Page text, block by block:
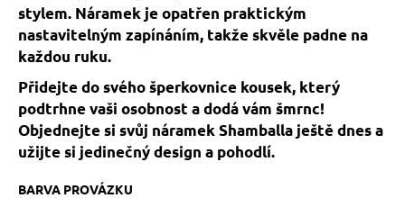
stylem. Náramek je opatřen praktickým
nastavitelným zapínáním, takže skvěle padne na
každou ruku.
Přidejte do svého šperkovnice kousek, který
podtrhne vaši osobnost a dodá vám šmrnc!
Objednejte si svůj náramek Shamballa ještě dnes a
užijte si jedinečný design a pohodlí.
BARVA PROVÁZKU
r
u
č
u
j
e
m
e